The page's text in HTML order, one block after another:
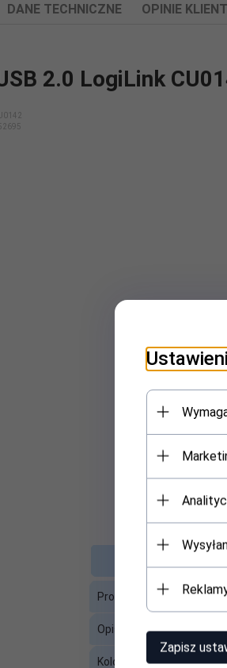
DANE TECHNICZNE OPINIE
2.0 LogiLink
Producent
Opis ogólny
Kolor
1.00
Kabel synchronizacji i ładowania, USB do
Kabel sygnałowy i zasilający
USB 2.0 Typu A (męskie)
Zapisz